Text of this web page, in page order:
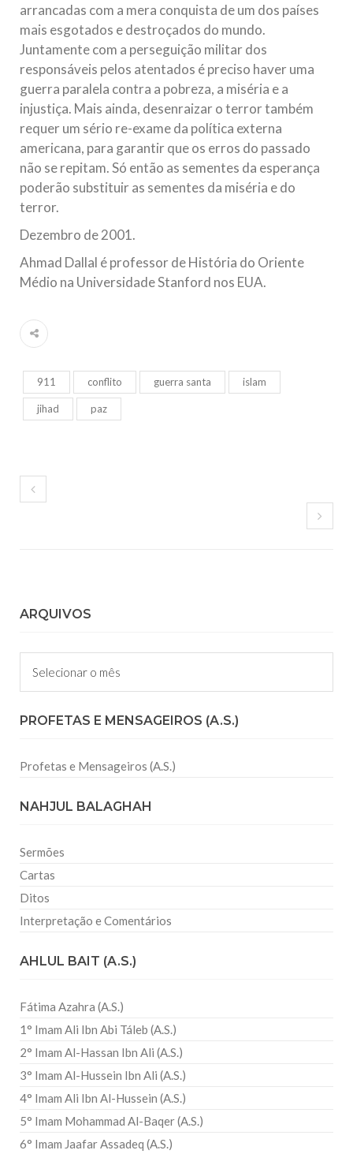
arrancadas com a mera conquista de um dos países
mais esgotados e destroçados do mundo.
Juntamente com a perseguição militar dos
responsáveis pelos atentados é preciso haver uma
guerra paralela contra a pobreza, a miséria e a
injustiça. Mais ainda, desenraizar o terror também
requer um sério re-exame da política externa
americana, para garantir que os erros do passado
não se repitam. Só então as sementes da esperança
poderão substituir as sementes da miséria e do
terror.
Dezembro de 2001.
Ahmad Dallal é professor de História do Oriente
Médio na Universidade Stanford nos EUA.
911 conflito guerra santa islam
jihad paz
ARQUIVOS
Arquivos
PROFETAS E MENSAGEIROS (A.S.)
Profetas e Mensageiros (A.S.)
NAHJUL BALAGHAH
Sermões
Cartas
Ditos
Interpretação e Comentários
AHLUL BAIT (A.S.)
Fátima Azahra (A.S.)
1° Imam Ali Ibn Abi Táleb (A.S.)
2° Imam Al-Hassan Ibn Ali (A.S.)
3° Imam Al-Hussein Ibn Ali (A.S.)
4° Imam Ali Ibn Al-Hussein (A.S.)
5° Imam Mohammad Al-Baqer (A.S.)
6° Imam Jaafar Assadeq (A.S.)